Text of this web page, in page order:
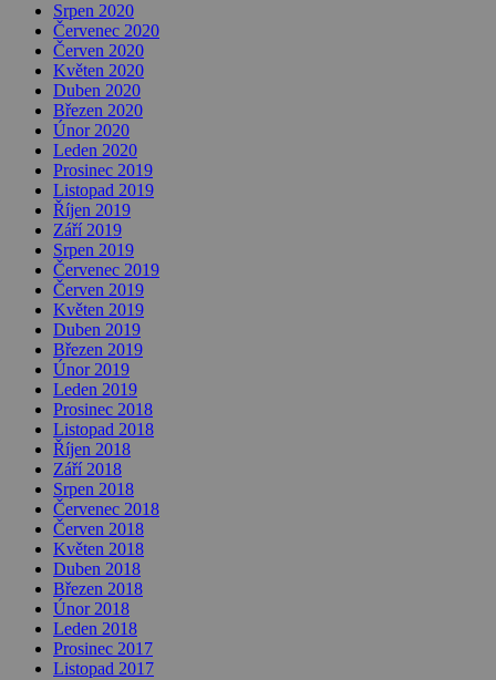
Srpen 2020
Červenec 2020
Červen 2020
Květen 2020
Duben 2020
Březen 2020
Únor 2020
Leden 2020
Prosinec 2019
Listopad 2019
Říjen 2019
Září 2019
Srpen 2019
Červenec 2019
Červen 2019
Květen 2019
Duben 2019
Březen 2019
Únor 2019
Leden 2019
Prosinec 2018
Listopad 2018
Říjen 2018
Září 2018
Srpen 2018
Červenec 2018
Červen 2018
Květen 2018
Duben 2018
Březen 2018
Únor 2018
Leden 2018
Prosinec 2017
Listopad 2017